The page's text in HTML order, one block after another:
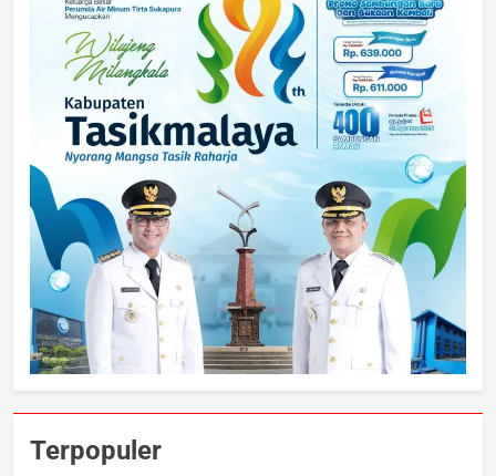
Terpopuler